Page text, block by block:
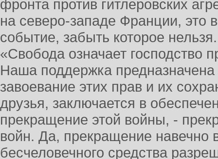
фронта против гитлеровских
на северо-западе Франции, это
событие, забыть которое
«Свобода означает господство
Наша поддержка предназначена
завоевание этих прав и их
друзья, заключается в
прекращение этой войны, -
войн. Да, прекращение навечно
бесчеловечного средства